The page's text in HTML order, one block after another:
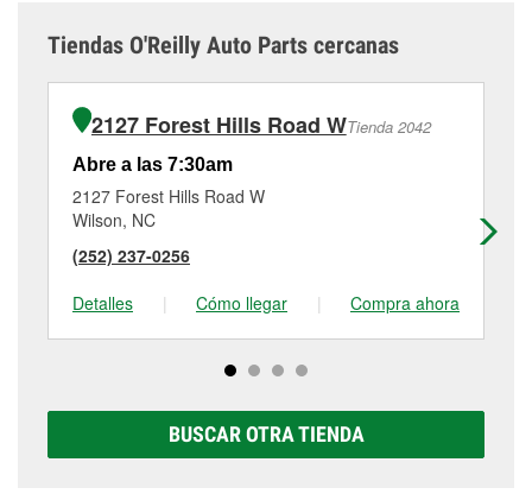
Tiendas O'Reilly Auto Parts cercanas
2127 Forest Hills Road WTienda 2042
Abre a las 7:30am
2127 Forest Hills Road W
Wilson, NC
(252) 237-0256
Detalles
| Cómo llegar | Compra ahora
BUSCAR OTRA TIENDA